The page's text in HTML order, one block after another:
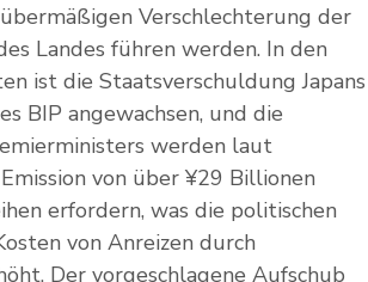
Verschlechterung der
Landes führen werden. In den
ist die Staatsverschuldung Japans
BIP angewachsen, und die
werden laut
von über ¥29 Billionen
erfordern, was die politischen
von Anreizen durch
Der vorgeschlagene Aufschub